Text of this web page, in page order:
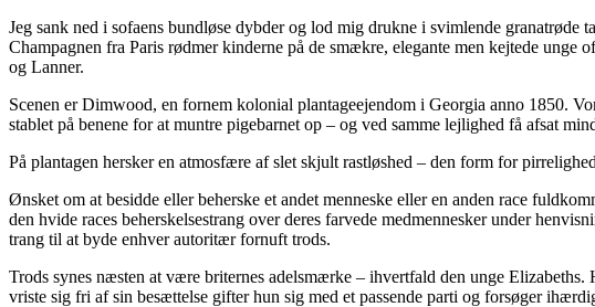
Jeg sank ned i sofaens bundløse dybder og lod mig drukne i svimlende
Champagnen fra Paris rødmer kinderne på de smækre, elegante men kejtede
og Lanner.
Scenen er Dimwood, en fornem kolonial plantageejendom i Georgia anno 1850.
stablet på benene for at muntre pigebarnet op – og ved samme lejlighed få afsat
På plantagen hersker en atmosfære af slet skjult rastløshed – den form for
Ønsket om at besidde eller beherske et andet menneske eller en anden race
den hvide races beherskelsestrang over deres farvede medmennesker under
trang til at byde enhver autoritær fornuft trods.
Trods synes næsten at være briternes adelsmærke – ihvertfald den unge
vriste sig fri af sin besættelse gifter hun sig med et passende parti og forsøger